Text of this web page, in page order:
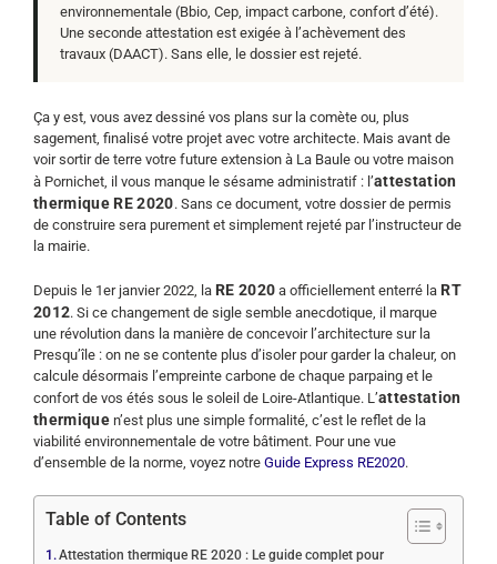
environnementale (Bbio, Cep, impact carbone, confort d’été).
Une seconde attestation est exigée à l’achèvement des
travaux (DAACT). Sans elle, le dossier est rejeté.
Ça y est, vous avez dessiné vos plans sur la comète ou, plus
sagement, finalisé votre projet avec votre architecte. Mais avant de
voir sortir de terre votre future extension à La Baule ou votre maison
à Pornichet, il vous manque le sésame administratif : l’attestation
thermique RE 2020. Sans ce document, votre dossier de permis
de construire sera purement et simplement rejeté par l’instructeur de
la mairie.
Depuis le 1er janvier 2022, la RE 2020 a officiellement enterré la RT
2012. Si ce changement de sigle semble anecdotique, il marque
une révolution dans la manière de concevoir l’architecture sur la
Presqu’île : on ne se contente plus d’isoler pour garder la chaleur, on
calcule désormais l’empreinte carbone de chaque parpaing et le
confort de vos étés sous le soleil de Loire-Atlantique. L’attestation
thermique n’est plus une simple formalité, c’est le reflet de la
viabilité environnementale de votre bâtiment. Pour une vue
d’ensemble de la norme, voyez notre Guide Express RE2020.
Table of Contents
Attestation thermique RE 2020 : Le guide complet pour